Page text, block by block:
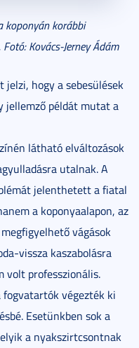
koponyán korábbi
Kovács-Jerney Ádám
hogy a sebesülések
jellemző példát mutat a
látható elváltozások
utalnak. A
jelenthetett a fiatal
a koponyaalapon, az
vágások
vissza kaszabolásra
volt professzionális.
végezték ki
Esetünkben sok a
a nyakszirtcsontnak